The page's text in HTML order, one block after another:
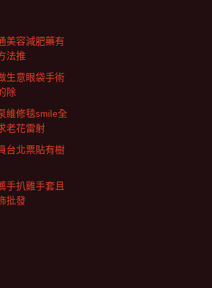
美容減肥藥有
法推
生意眼袋手術
除
維修毯smile全
老花雷射
台北票貼有樹
手扒雞手套且
批發